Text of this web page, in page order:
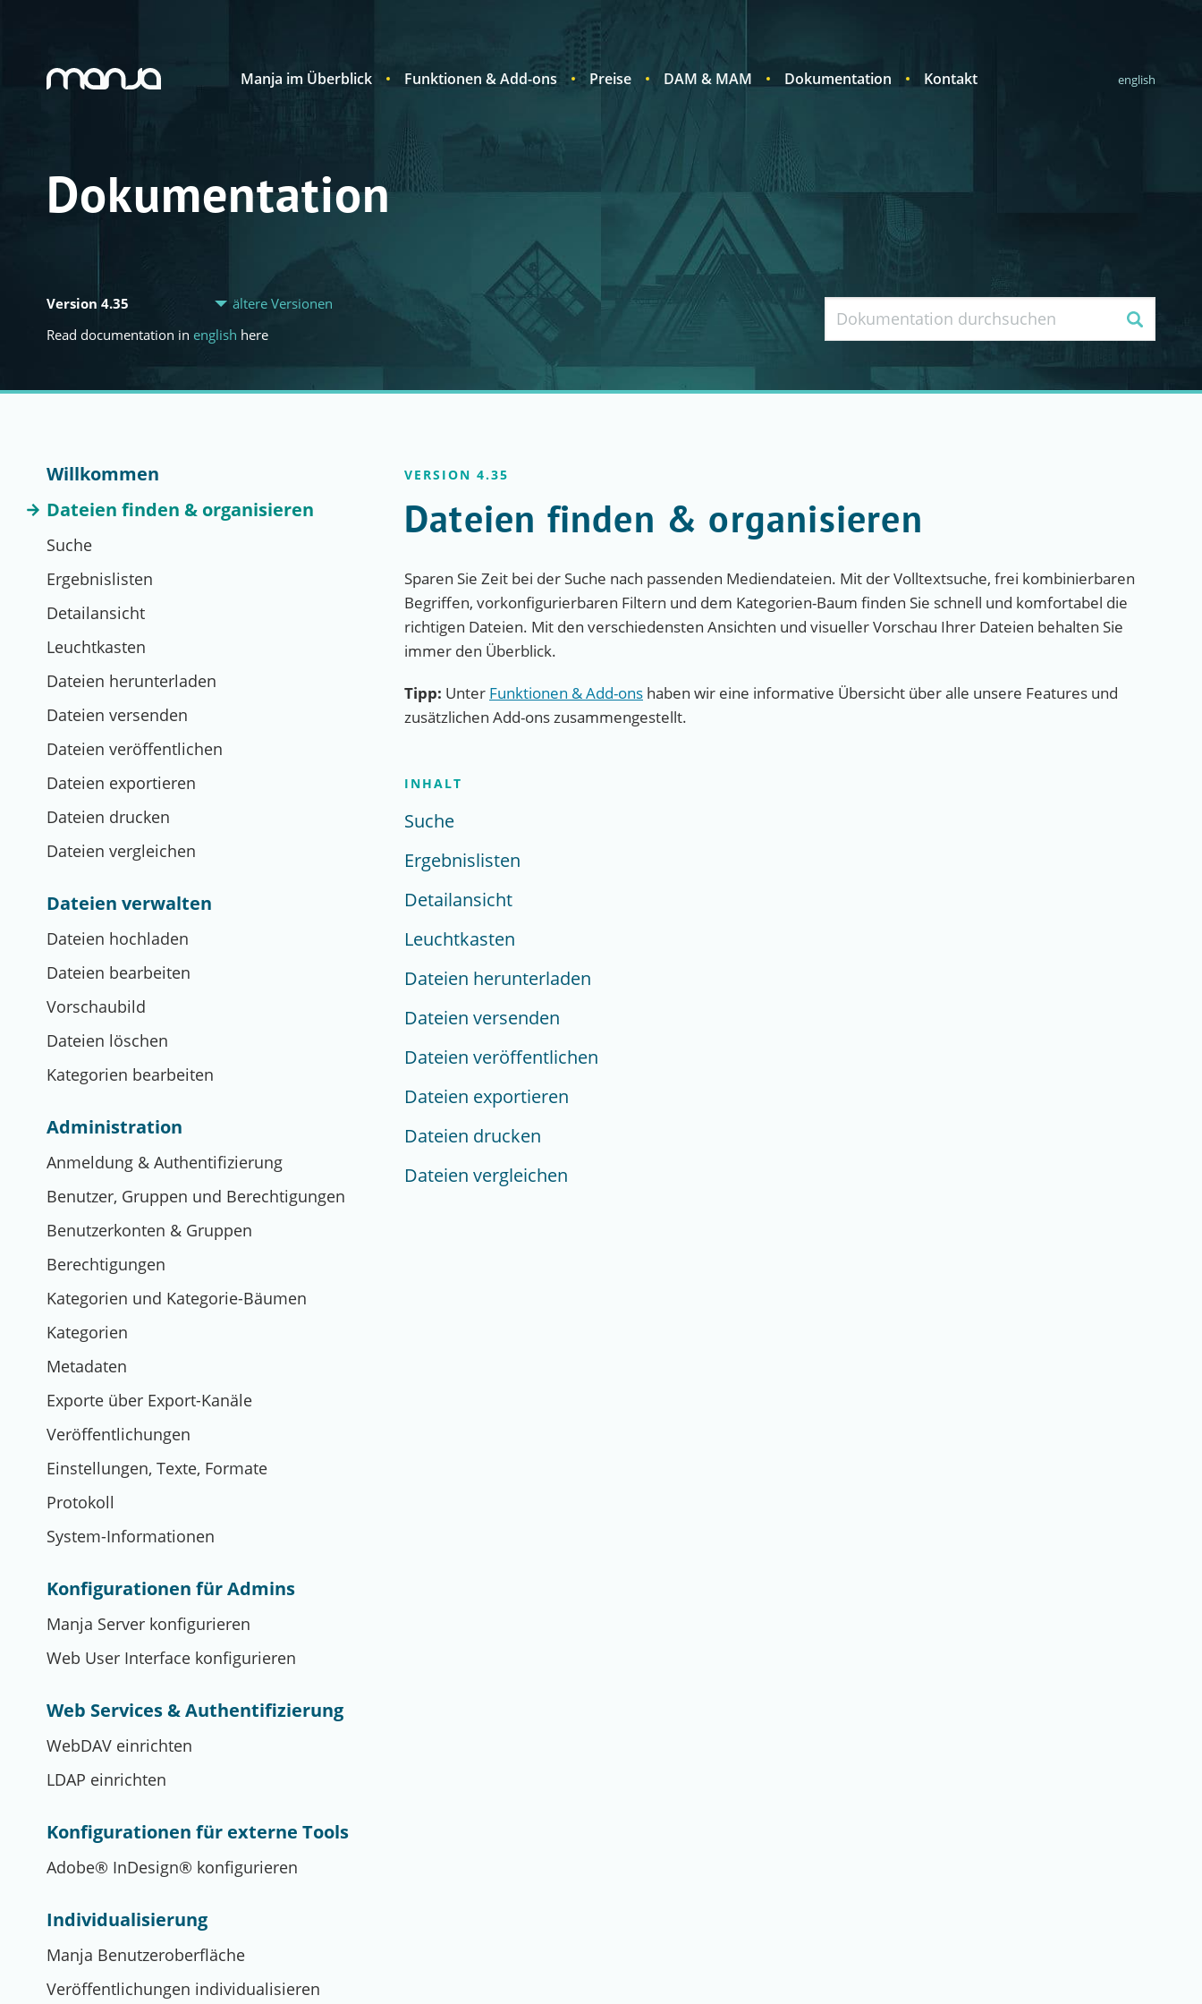
Navigation Manja im Überblick Funktionen & Add-ons Preise DAM & MAM Dokumentation Kontakt english
Dokumentation
Version 4.35
ältere Versionen
Read documentation in english here
Suche
Willkommen
Dateien finden & organisieren
Suche
Ergebnislisten
Detailansicht
Leuchtkasten
Dateien herunterladen
Dateien versenden
Dateien veröffentlichen
Dateien exportieren
Dateien drucken
Dateien vergleichen
Dateien verwalten
Dateien hochladen
Dateien bearbeiten
Vorschaubild
Dateien löschen
Kategorien bearbeiten
Administration
Anmeldung & Authentifizierung
Benutzer, Gruppen und Berechtigungen
Benutzerkonten & Gruppen
Berechtigungen
Kategorien und Kategorie-Bäumen
Kategorien
Metadaten
Exporte über Export-Kanäle
Veröffentlichungen
Einstellungen, Texte, Formate
Protokoll
System-Informationen
Konfigurationen für Admins
Manja Server konfigurieren
Web User Interface konfigurieren
Web Services & Authentifizierung
WebDAV einrichten
LDAP einrichten
Konfigurationen für externe Tools
Adobe® InDesign® konfigurieren
Individualisierung
Manja Benutzeroberfläche
Veröffentlichungen individualisieren
VERSION 4.35
Dateien finden & organisieren
Sparen Sie Zeit bei der Suche nach passenden Mediendateien. Mit der Volltextsuche, frei kombinierbaren
Begriffen, vorkonfigurierbaren Filtern und dem Kategorien-Baum finden Sie schnell und komfortabel die
richtigen Dateien. Mit den verschiedensten Ansichten und visueller Vorschau Ihrer Dateien behalten Sie
immer den Überblick.
Tipp: Unter Funktionen & Add-ons haben wir eine informative Übersicht über alle unsere Features und
zusätzlichen Add-ons zusammengestellt.
INHALT
Suche
Ergebnislisten
Detailansicht
Leuchtkasten
Dateien herunterladen
Dateien versenden
Dateien veröffentlichen
Dateien exportieren
Dateien drucken
Dateien vergleichen